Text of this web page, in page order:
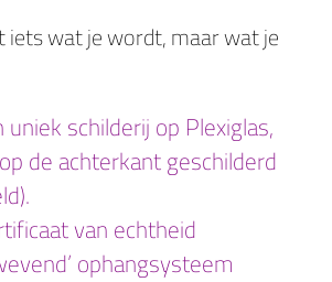
iets wat je wordt, maar wat je
uniek schilderij op Plexiglas,
de achterkant geschilderd
van echtheid
ophangsysteem